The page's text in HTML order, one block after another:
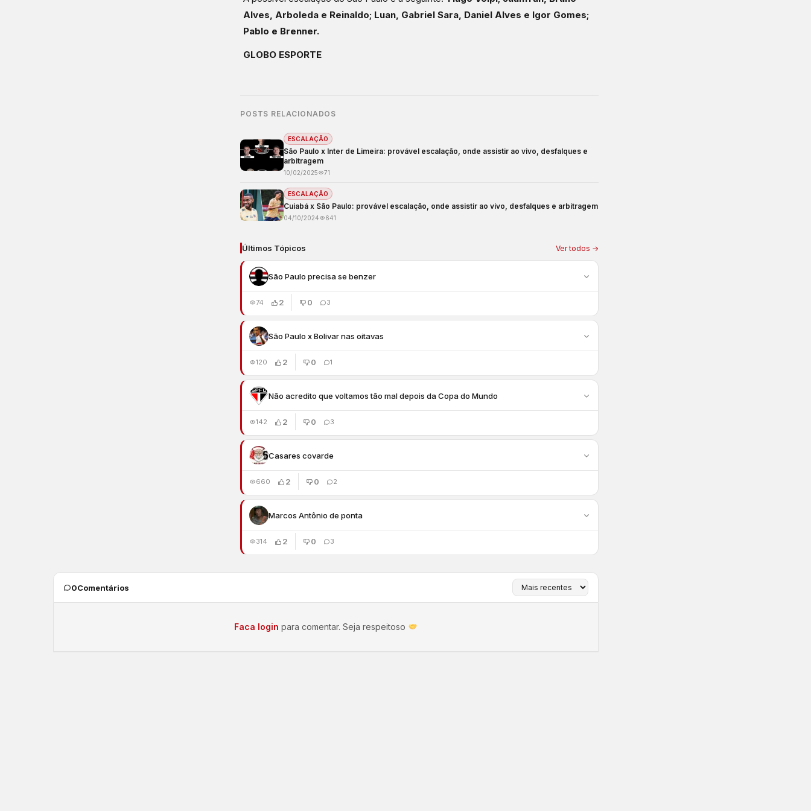
Alves, Arboleda e Reinaldo; Luan, Gabriel Sara, Daniel Alves e Igor Gomes;
Pablo e Brenner.
GLOBO ESPORTE
POSTS RELACIONADOS
ESCALAÇÃO
São Paulo x Inter de Limeira: provável escalação, onde assistir ao vivo, desfalques e
arbitragem
10/02/2025 71
ESCALAÇÃO
Cuiabá x São Paulo: provável escalação, onde assistir ao vivo, desfalques e arbitragem
04/10/2024 641
Últimos Tópicos Ver todos →
São Paulo precisa se benzer
74 2 0 3
São Paulo x Bolivar nas oitavas
120 2 0 1
Não acredito que voltamos tão mal depois da Copa do Mundo
142 2 0 3
Casares covarde
660 2 0 2
Marcos Antônio de ponta
314 2 0 3
0Comentários
Faca login para comentar. Seja respeitoso